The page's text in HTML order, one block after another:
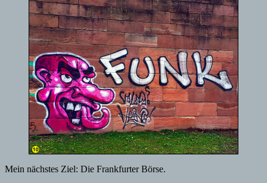
Mein nächstes Ziel: Die Frankfurter Börse.